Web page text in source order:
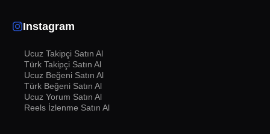
Neden Instagram Story
Sosyal medyadaki etkileşim oranları, genellikle içeriklerin
görüntülenme sayısı ile doğru orantılıdır.
Story görüntülenme satın almak
tarafından daha fazla dikkat çekmenizi sağlar. İşte bu
hizmeti neden tercih etmelisiniz:
Instagram
Ucuz Takipçi Satın Al
Türk Takipçi Satın Al
Ucuz Beğeni Satın Al
Türk Beğeni Satın Al
Ucuz Yorum Satın Al
Reels İzlenme Satın Al